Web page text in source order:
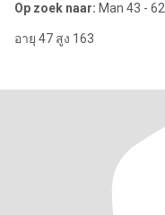
Op zoek naar: Man 43 - 62
อายุ 47 สูง 163